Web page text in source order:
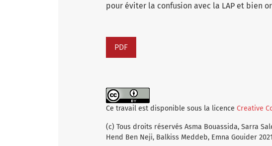
pour éviter la confusion avec la LAP et bien
PDF
Ce travail est disponible sous la licence Creative
(c) Tous droits réservés Asma Bouassida, Sarra
Hend Ben Neji, Balkiss Meddeb, Emna Gouider 2021